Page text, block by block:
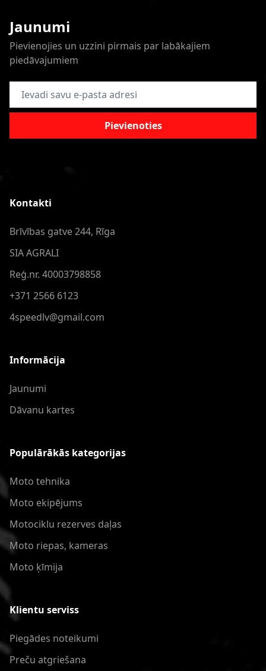
Jaunumi
Pievienojies un uzzini pirmais par labākajiem
piedāvajumiem
E-pasta adrese
Pievienoties
Kontakti
Brīvības gatve 244, Rīga
SIA AGRALI
Reģ.nr. 40003798858
+371 2566 6123
4speedlv@gmail.com
Informācija
Jaunumi
Dāvanu kartes
Populārākās kategorijas
Moto tehnika
Moto ekipējums
Motociklu rezerves daļas
Moto riepas, kameras
Moto ķīmija
Klientu serviss
Piegādes noteikumi
Preču atgriešana